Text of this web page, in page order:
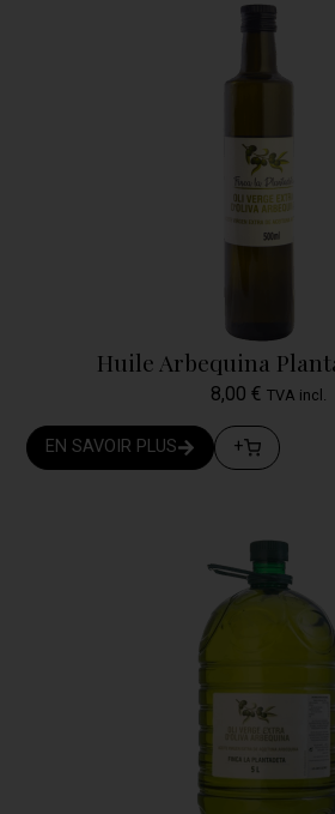
Huile Arbequina
8,00 € TVA incl.
EN SAVOIR PLUS +